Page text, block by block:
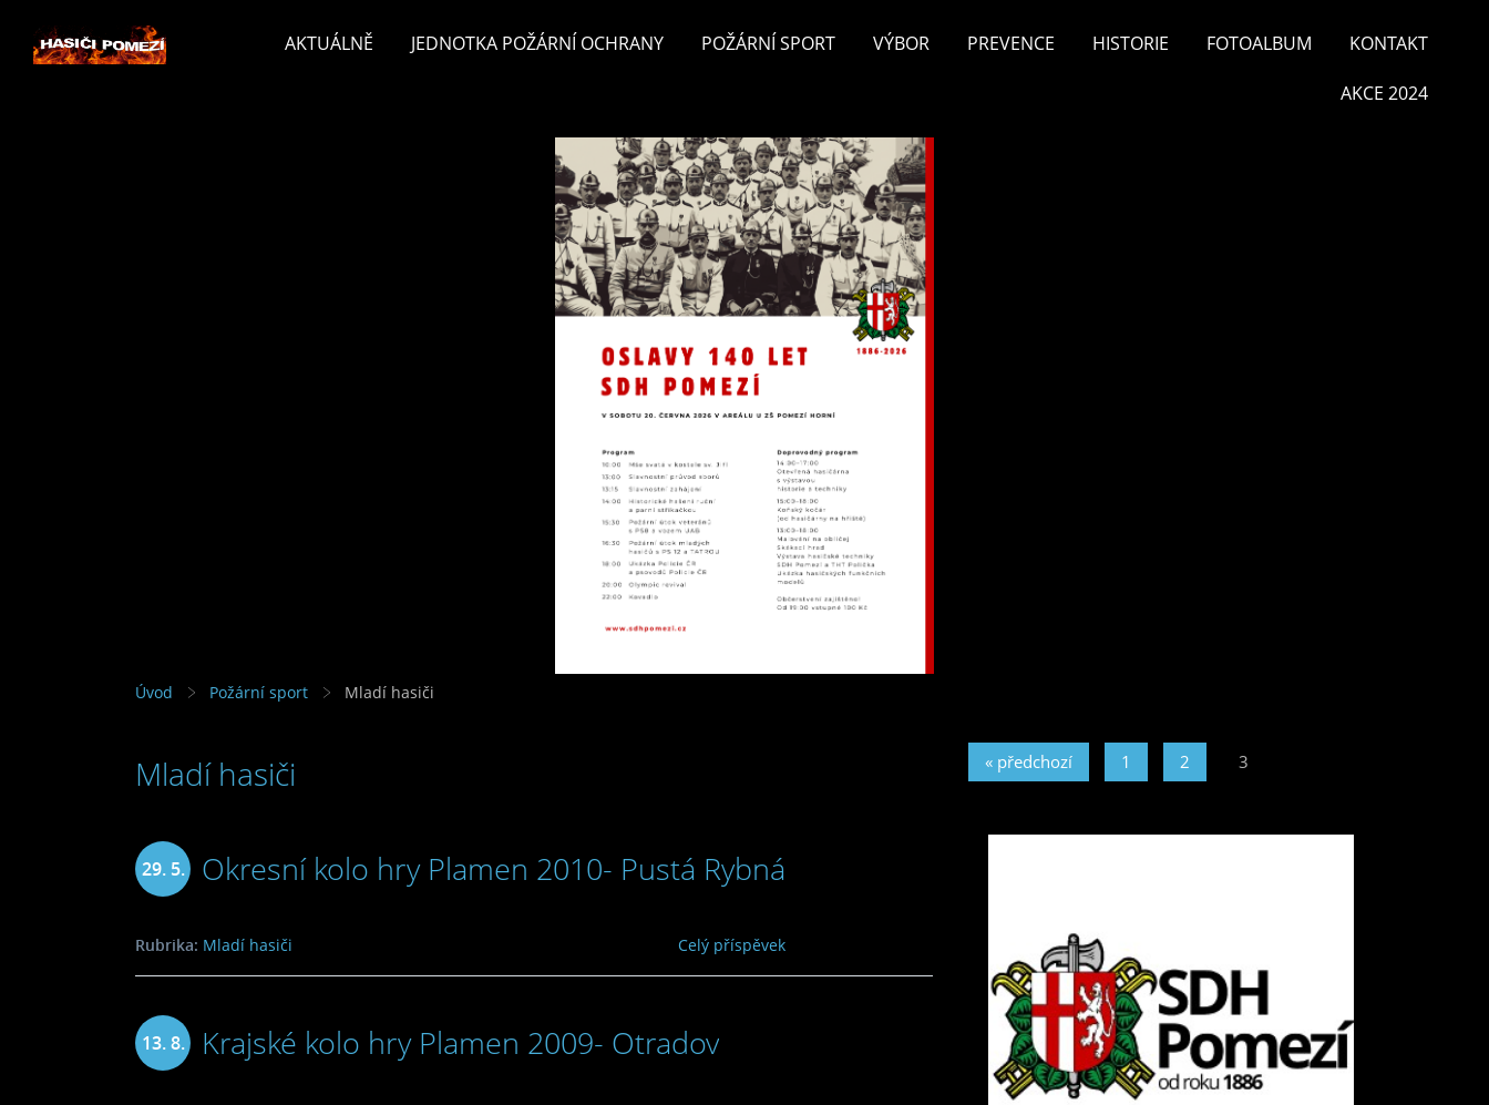
AKTUÁLNĚ JEDNOTKA POŽÁRNÍ OCHRANY POŽÁRNÍ SPORT VÝBOR PREVENCE HISTORIE FOTOALBUM KONTAKT
AKCE 2024
Úvod Požární sport Mladí hasiči
Mladí hasiči
29. 5. Okresní kolo hry Plamen 2010- Pustá Rybná
Celý příspěvek
Rubrika: Mladí hasiči
13. 8. Krajské kolo hry Plamen 2009- Otradov
« předchozí 1 2 3